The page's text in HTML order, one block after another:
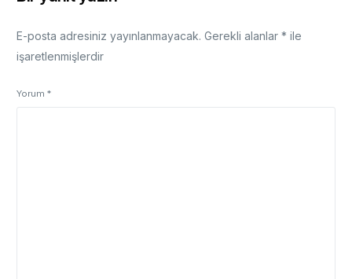
E-posta adresiniz yayınlanmayacak. Gerekli alanlar* ile
işaretlenmişlerdir
Yorum*